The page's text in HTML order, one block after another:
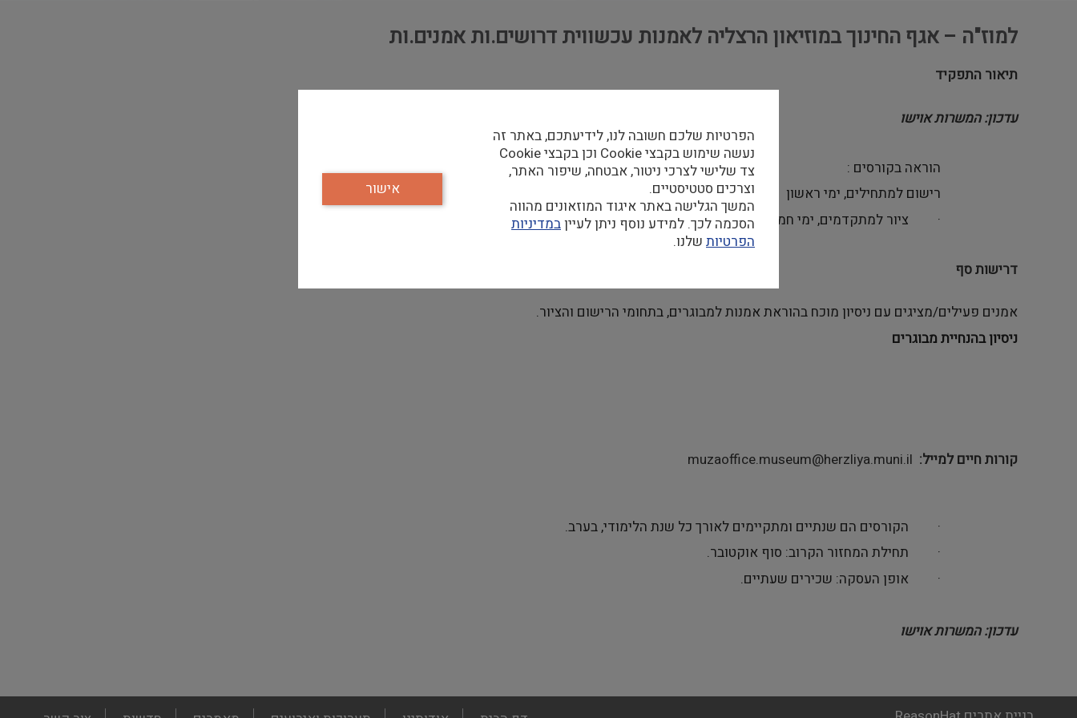
למוז"ה – אגף החינוך במוזיאון הרצליה לאמנות עכשווית דרושים.ות אמנים.ות
תיאור התפקיד
עדכון: המשרות אוישו
הוראה בקורסים :
רישום למתחילים, ימי ראשון
·
ציור למתקדמים, ימי חמישי
דרישות סף
אמנים פעילים/מציגים עם ניסיון מוכח בהוראת אמנות למבוגרים, בתחומי הרישום והציור.
ניסיון בהנחיית מבוגרים
קורות חיים למייל muzaoffice.museum@herzliya.muni.il
· הקורסים הם שנתיים ומתקיימים לאורך כל שנת הלימודי, בערב.
·
תחילת המחזור הקרוב: סוף אוקטובר.
·
אופן העסקה: שכירים שעתיים.
עדכון: המשרות אוישו
הפרטיות שלכם חשובה לנו, לידיעתכם, באתר זה
נעשה שימוש בקבצי Cookie וכן בקבצי Cookie
צד שלישי לצרכי ניטור, אבטחה, שיפור האתר,
וצרכים סטטיסטיים.
המשך הגלישה באתר איגוד המוזאונים מהווה
הסכמה לכך. למידע נוסף ניתן לעייןבמדיניות
הפרטיות שלנו.
אישור